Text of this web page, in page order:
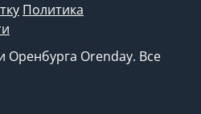
Политика
Оренбурга Orenday. Все